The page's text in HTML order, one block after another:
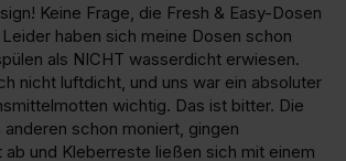
Keine Frage, die Fresh & Easy-Dosen
haben sich meine Dosen schon
als NICHT wasserdicht erwiesen.
nicht luftdicht, und uns war ein absoluter
wichtig. Das ist bitter. Die
schon moniert, gingen
ab und Kleberreste ließen sich mit einem